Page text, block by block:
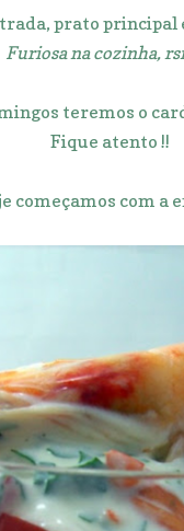
prato principal
Furiosa na cozinha,
teremos o
Fique atento !!
começamos com a